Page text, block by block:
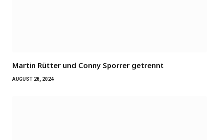
Martin Rütter und Conny Sporrer getrennt
AUGUST 28, 2024